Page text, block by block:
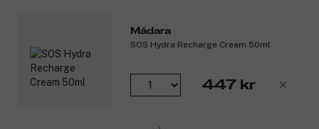
Mádara
SOS Hydra Recharge Cream 50ml
447 kr